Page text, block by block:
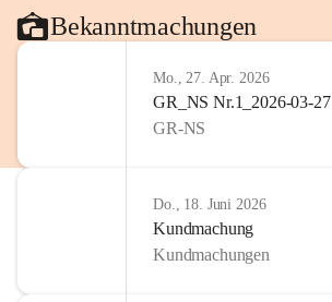
Bekanntmachungen
Mo., 27. Apr. 2026
GR_NS Nr.1_2026-03-27
GR-NS
Do., 18. Juni 2026
Kundmachung
Kundmachungen